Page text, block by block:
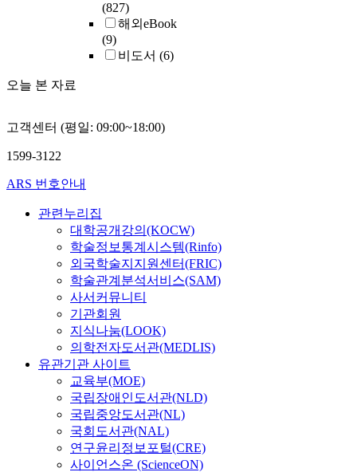
(827)
해외eBook
(9)
비도서 (6)
오늘 본 자료
고객센터 (평일: 09:00~18:00)
1599-3122
ARS 번호안내
관련누리집
대학공개강의(KOCW)
학술정보통계시스템(Rinfo)
외국학술지지원센터(FRIC)
학술관계분석서비스(SAM)
사서커뮤니티
기관회원
지식나눔(LOOK)
의학전자도서관(MEDLIS)
유관기관 사이트
교육부(MOE)
국립장애인도서관(NLD)
국립중앙도서관(NL)
국회도서관(NAL)
연구윤리정보포털(CRE)
사이언스온 (ScienceON)